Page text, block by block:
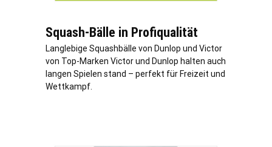
Squash-Bälle in Profiqualität
Langlebige Squashbälle von Dunlop und Victor
von Top-Marken Victor und Dunlop halten auch
langen Spielen stand – perfekt für Freizeit und
Wettkampf.